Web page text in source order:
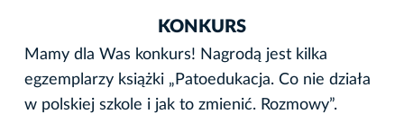
KONKURS
Mamy dla Was konkurs! Nagrodą jest kilka
egzemplarzy książki „Patoedukacja. Co nie działa
w polskiej szkole i jak to zmienić. Rozmowy”.